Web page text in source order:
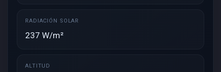
RADIACIÓN SOLAR
237 W/m²
ALTITUD